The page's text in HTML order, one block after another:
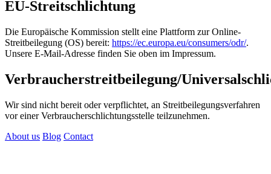
EU-Streitschlichtung
Die Europäische Kommission stellt eine Plattform zur Online-
Streitbeilegung (OS) bereit: https://ec.europa.eu/consumers/odr/.
Unsere E-Mail-Adresse finden Sie oben im Impressum.
Verbraucherstreitbeilegung/
Wir sind nicht bereit oder verpflichtet, an Streitbeilegungsverfahren
vor einer Verbraucherschlichtungsstelle teilzunehmen.
About us Blog Contact